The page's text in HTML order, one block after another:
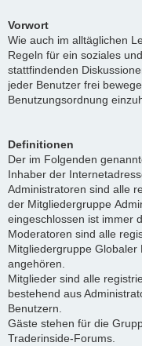
Vorwort
Wie auch im alltäglichen
Regeln für ein soziales
stattfindenden
jeder Benutzer frei
Benutzungsordnung
Definitionen
Der im Folgenden
Inhaber der
Administratoren sind alle
der Mitgliedergruppe
eingeschlossen ist immer
Moderatoren sind alle
Mitgliedergruppe
angehören.
Mitglieder sind alle
bestehend aus
Benutzern.
Gäste stehen für die
Traderinside-Forums.